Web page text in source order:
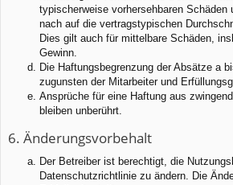
typischerweise vorhersehbaren Schäden
nach auf die vertragstypischen
Dies gilt auch für mittelbare Schäden,
Gewinn.
Die Haftungsbegrenzung der Absätze a
zugunsten der Mitarbeiter und
Ansprüche für eine Haftung aus
bleiben unberührt.
6. Änderungsvorbehalt
Der Betreiber ist berechtigt, die
Datenschutzrichtlinie zu ändern. Die